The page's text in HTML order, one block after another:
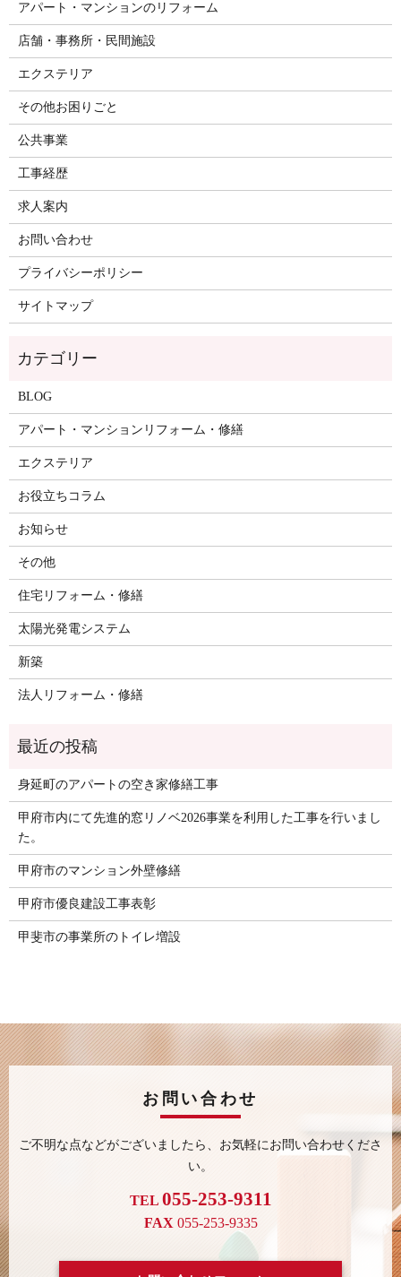
アパート・マンションのリフォーム
店舗・事務所・民間施設
エクステリア
その他お困りごと
公共事業
工事経歴
求人案内
お問い合わせ
プライバシーポリシー
サイトマップ
BLOG
アパート・マンションリフォーム・修繕
エクステリア
お役立ちコラム
お知らせ
その他
住宅リフォーム・修繕
太陽光発電システム
新築
法人リフォーム・修繕
身延町のアパートの空き家修繕工事
甲府市内にて先進的窓リノベ2026事業を利用した工事を行いまし
た。
甲府市のマンション外壁修繕
甲府市優良建設工事表彰
甲斐市の事業所のトイレ増設
お問い合わせ
ご不明な点などがございましたら、 お気軽にお問い合わせくださ
い。
TEL 055-253-9311
FAX 055-253-9335